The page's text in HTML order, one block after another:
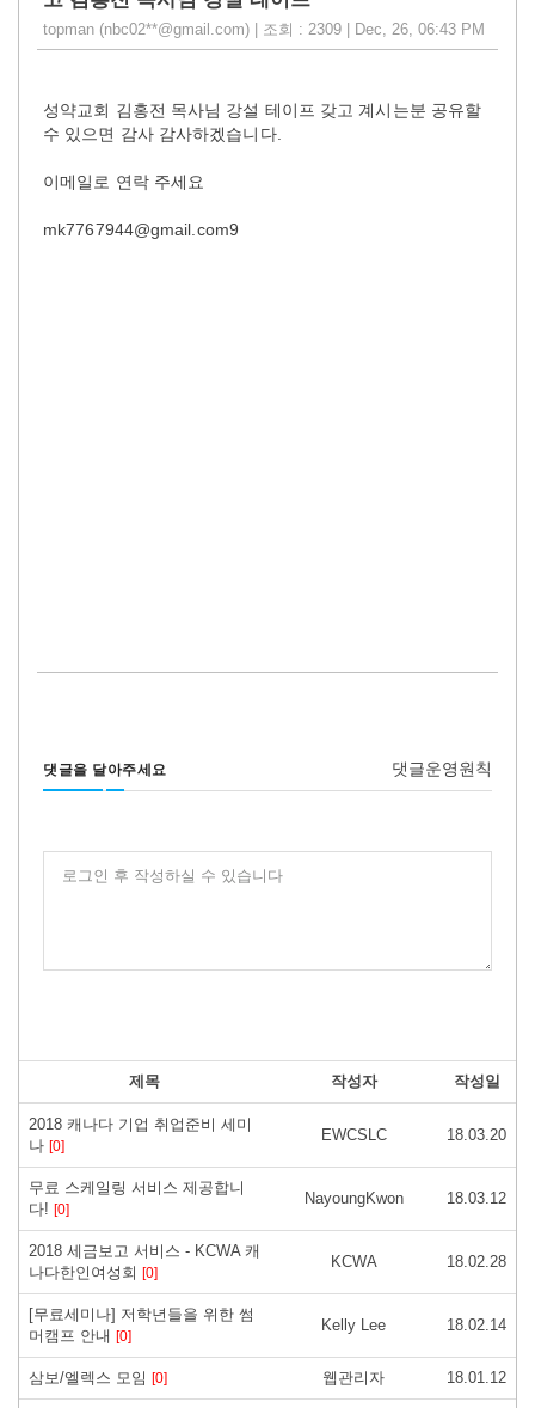
topman (nbc02**@gmail.com) | 조회 : 2309 | Dec, 26, 06:43 PM
성약교회 김홍전 목사님 강설 테이프 갖고 계시는분 공유할
수 있으면 감사 감사하겠습니다.
이메일로 연락 주세요
mk7767944@gmail.com9
댓글을 달아주세요 댓글운영원칙
로그인 후 작성하실 수 있습니다
제목 작성자 작성일
2018 캐나다 기업 취업준비 세미
나 [0]
EWCSLC 18.03.20
무료 스케일링 서비스 제공합니
다! [0]
NayoungKwon 18.03.12
2018 세금보고 서비스 - KCWA 캐
나다한인여성회 [0]
KCWA 18.02.28
[무료세미나] 저학년들을 위한 썸
머캠프 안내 [0]
Kelly Lee 18.02.14
삼보/엘렉스 모임 [0] 웹관리자 18.01.12